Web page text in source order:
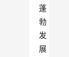
蓬
勃
发
展